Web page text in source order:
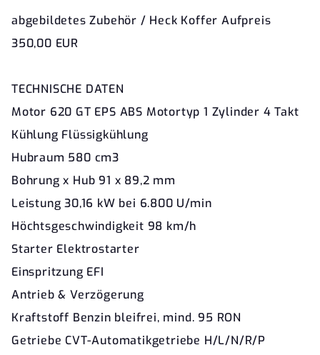
abgebildetes Zubehör / Heck Koffer Aufpreis
350,00 EUR
TECHNISCHE DATEN
Motor 620 GT EPS ABS Motortyp 1 Zylinder 4 Takt
Kühlung Flüssigkühlung
Hubraum 580 cm3
Bohrung x Hub 91 x 89,2 mm
Leistung 30,16 kW bei 6.800 U/min
Höchtsgeschwindigkeit 98 km/h
Starter Elektrostarter
Einspritzung EFI
Antrieb & Verzögerung
Kraftstoff Benzin bleifrei, mind. 95 RON
Getriebe CVT-Automatikgetriebe H/L/N/R/P